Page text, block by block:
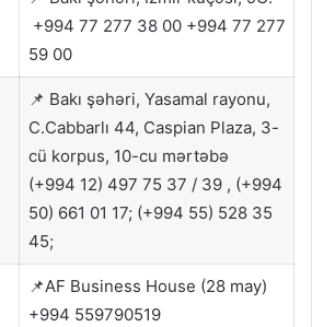
+994 77 277 38 00 +994 77 277
59 00
📌 Bakı şəhəri, Yasamal rayonu,
C.Cabbarlı 44, Caspian Plaza, 3-
cü korpus, 10-cu mərtəbə
(+994 12) 497 75 37 / 39 , (+994
50) 661 01 17; (+994 55) 528 35
45;
📌AF Business House (28 may)
+994 559790519